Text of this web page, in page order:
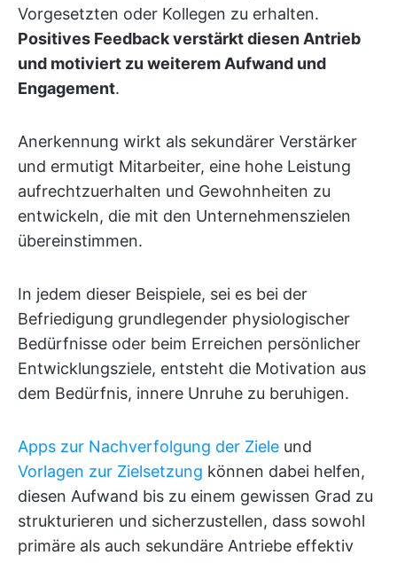
Vorgesetzten oder Kollegen zu erhalten.
Positives Feedback verstärkt diesen Antrieb
und motiviert zu weiterem Aufwand und
Engagement.
Anerkennung wirkt als sekundärer Verstärker
und ermutigt Mitarbeiter, eine hohe Leistung
aufrechtzuerhalten und Gewohnheiten zu
entwickeln, die mit den Unternehmenszielen
übereinstimmen.
In jedem dieser Beispiele, sei es bei der
Befriedigung grundlegender physiologischer
Bedürfnisse oder beim Erreichen persönlicher
Entwicklungsziele, entsteht die Motivation aus
dem Bedürfnis, innere Unruhe zu beruhigen.
Apps zur Nachverfolgung der Ziele und
Vorlagen zur Zielsetzung können dabei helfen,
diesen Aufwand bis zu einem gewissen Grad zu
strukturieren und sicherzustellen, dass sowohl
primäre als auch sekundäre Antriebe effektiv